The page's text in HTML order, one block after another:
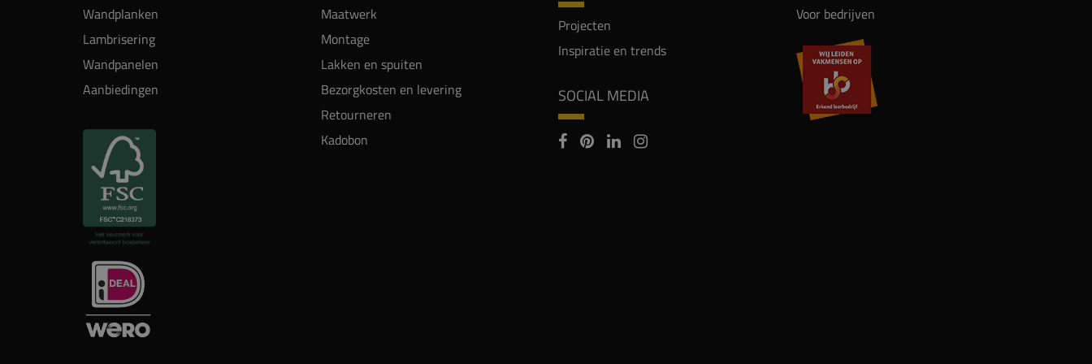
Wandplanken
Lambrisering
Wandpanelen
Aanbiedingen
Maatwerk
Montage
Lakken en spuiten
Bezorgkosten en levering
Retourneren
Kadobon
Projecten
Inspiratie en trends
SOCIAL MEDIA
Voor bedrijven